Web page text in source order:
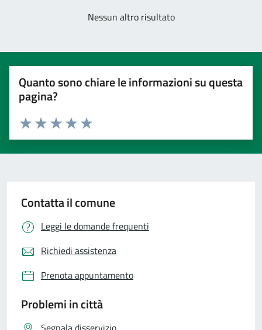
Nessun altro risultato
Quanto sono chiare le informazioni su questa
pagina?
Valuta 5 stelle su 5
Valuta 4 stelle su 5
Valuta 3 stelle su 5
Valuta 2 stelle su 5
Valuta 1 stelle su 5
Contatta il comune
Leggi le domande frequenti
Richiedi assistenza
Prenota appuntamento
Problemi in città